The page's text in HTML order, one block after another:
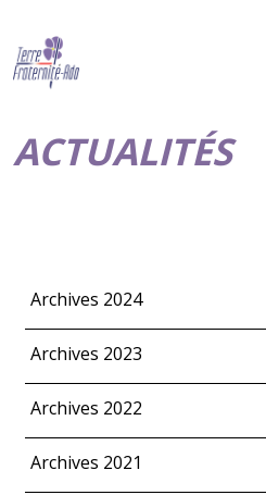
ACTUALITÉS
Archives 2024
Archives 2023
Archives 2022
Archives 2021